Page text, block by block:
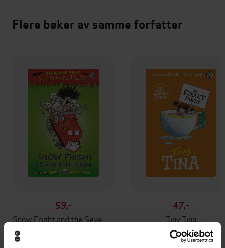
Flere bøker av samme forfatter
59,-
47,-
Tiny Tina
Laurence Anholt
EBOK